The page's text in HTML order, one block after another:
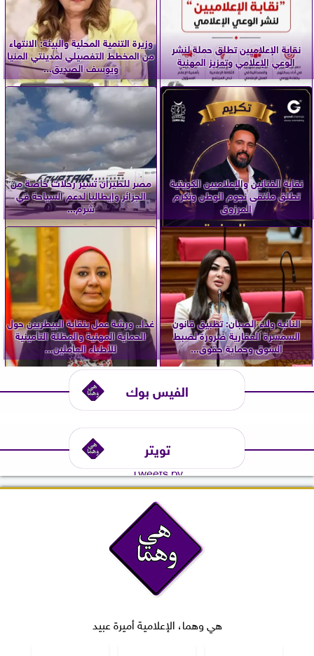
نقابة الإعلاميين تطلق حملة لنشر
الوعي الإعلامي وتعزيز المهنية
وزيرة التنمية المحلية والبيئة: الانتهاء
من المخطط التفصيلي لمدينتي المنيا
ويوسف الصديق...
نقابة الفنانين والإعلاميين الكويتية
تطلق ملتقى نجوم الوطن وتكرم
المرزوق
مصر للطيران تُسير رحلات خاصة من
الجزائر وإيطاليا لدعم السياحة في
شرم...
النائبة ولاء الصبان: تطبيق قانون
السمسرة العقارية ضرورة لضبط
السوق وحماية حقوق...
غدا.. ورشة عمل بنقابة البيطريين حول
الحماية المهنية والمظلة التأمينية
للأطباء العاملين...
الفيس بوك
تويتر
Tweets by
هي وهما، الإعلامية أميرة عبيد